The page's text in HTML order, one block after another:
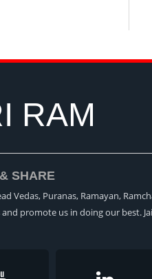
RAM
SHARE
Vedas, Puranas, Ramayan,
promote us in doing our best.